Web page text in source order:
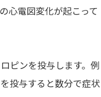
心電図変化が起こって
ピンを投与します。例
投与すると数分で症状